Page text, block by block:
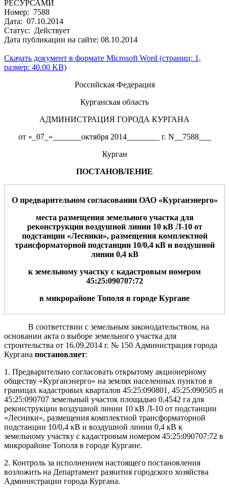
РЕСУРСАМИ
Номер: 7588
Дата: 07.10.2014
Статус: Действует
Дата публикации на сайте: 08.10.2014
Скачать документ в формате Microsoft Word (страниц: 1,
размер: 40.00 KB)
Российская Федерация
Курганская область
АДМИНИСТРАЦИЯ ГОРОДА КУРГАНА
от «_07_»_______октября 2014________ г. N__7588___
Курган
ПОСТАНОВЛЕНИЕ
Опредварительном согласовании ОАО «Курганэнерго»
места размещения земельного участка для
реконструкции воздушной линии 10 кВ Л-10 от
подстанции «Лесники», размещения комплектной
трансформаторной подстанции 10/0,4 кВ и воздушной
линии 0,4 кВ
к земельному участку с кадастровым номером
45:25:090707:72
в микрорайоне Тополя в городе Кургане
В соответствии с земельным законодательством, на
основании акта о выборе земельного участка для
строительства от 16.09.2014 г. № 150 Администрация города
Кургана постановляет:
1. Предварительно согласовать открытому акционерному
обществу «Курганэнерго» на землях населенных пунктов в
границах кадастровых кварталов 45:25:090801, 45:25:090505 и
45:25:090707 земельный участок площадью 0,4542 га для
реконструкции воздушной линии 10 кВ Л-10 от подстанции
«Лесники», размещения комплектной трансформаторной
подстанции 10/0,4 кВ и воздушной линии 0,4 кВ к
земельному участку с кадастровым номером 45:25:090707:72 в
микрорайоне Тополя в городе Кургане.
2. Контроль за исполнением настоящего постановления
возложить на Департамент развития городского хозяйства
Администрации города Кургана.